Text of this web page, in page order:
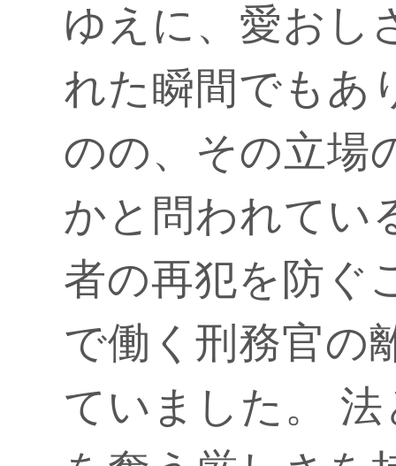
ゆえに、愛おし
れた瞬間でもあ
のの、その立場
かと問われてい
者の再犯を防ぐ
で働く刑務官の
ていました。